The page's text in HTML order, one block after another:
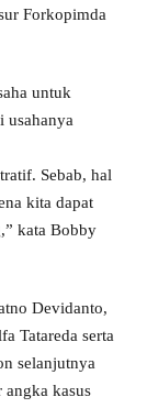
Forkopimda
untuk
usahanya
Sebab, hal
kita dapat
kata Bobby
Devidanto,
Tatareda serta
selanjutnya
angka kasus